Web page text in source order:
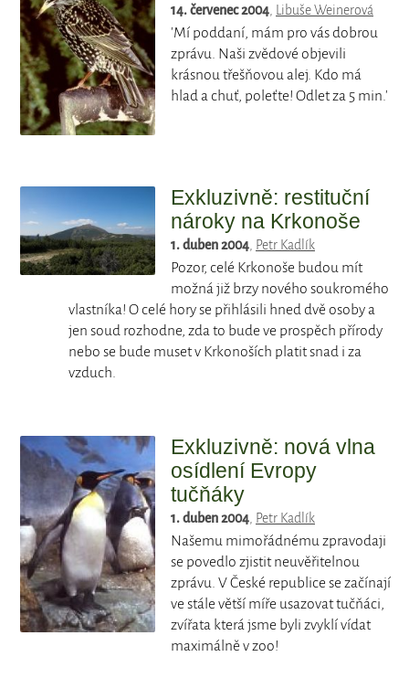
14. červenec 2004, Libuše Weinerová
'Mí poddaní, mám pro vás dobrou
zprávu. Naši zvědové objevili
krásnou třešňovou alej. Kdo má
hlad a chuť, poleťte! Odlet za 5 min.'
Exkluzivně: restituční
nároky na Krkonoše
1. duben 2004 Petr Kadlík
Pozor, celé Krkonoše budou mít
možná již brzy nového soukromého
vlastníka! O celé hory se přihlásili hned dvě osoby a
jen soud rozhodne, zda to bude ve prospěch přírody
nebo se bude muset v Krkonoších platit snad i za
vzduch.
Exkluzivně: nová vlna
osídlení Evropy
tučňáky
1. duben 2004 Petr Kadlík
Našemu mimořádnému zpravodaji
se povedlo zjistit neuvěřitelnou
zprávu. V České republice se začínají
ve stále větší míře usazovat tučňáci,
zvířata která jsme byli zvyklí vídat
maximálně v zoo!